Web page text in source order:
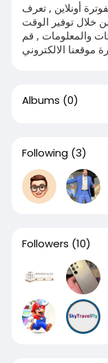
أونلاين , تعرف
خلال توفير الوقت
والمعلومات , قم
Albums (0)
Following (3)
Followers (10)